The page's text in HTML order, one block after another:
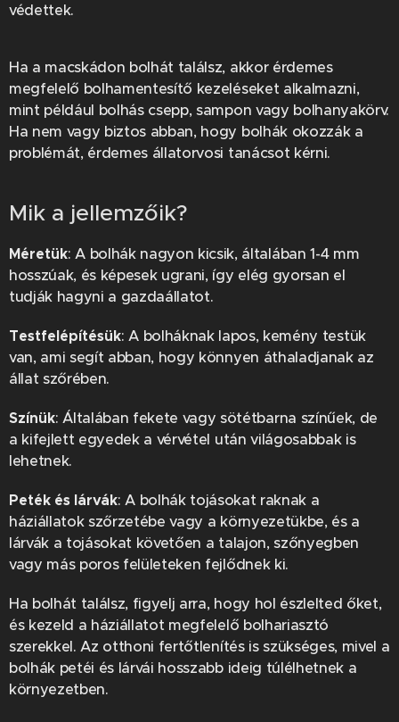
védettek.
Ha a macskádon bolhát találsz, akkor érdemes
megfelelő bolhamentesítő kezeléseket alkalmazni,
mint például bolhás csepp, sampon vagy bolhanyakörv.
Ha nem vagy biztos abban, hogy bolhák okozzák a
problémát, érdemes állatorvosi tanácsot kérni.
Mik a jellemzőik?
Méretük: A bolhák nagyon kicsik, általában 1-4 mm
hosszúak, és képesek ugrani, így elég gyorsan el
tudják hagyni a gazdaállatot.
Testfelépítésük: A bolháknak lapos, kemény testük
van, ami segít abban, hogy könnyen áthaladjanak az
állat szőrében.
Színük: Általában fekete vagy sötétbarna színűek, de
a kifejlett egyedek a vérvétel után világosabbak is
lehetnek.
Peték és lárvák: A bolhák tojásokat raknak a
háziállatok szőrzetébe vagy a környezetükbe, és a
lárvák a tojásokat követően a talajon, szőnyegben
vagy más poros felületeken fejlődnek ki.
Ha bolhát találsz, figyelj arra, hogy hol észlelted őket,
és kezeld a háziállatot megfelelő bolhariasztó
szerekkel. Az otthoni fertőtlenítés is szükséges, mivel a
bolhák petéi és lárvái hosszabb ideig túlélhetnek a
környezetben.